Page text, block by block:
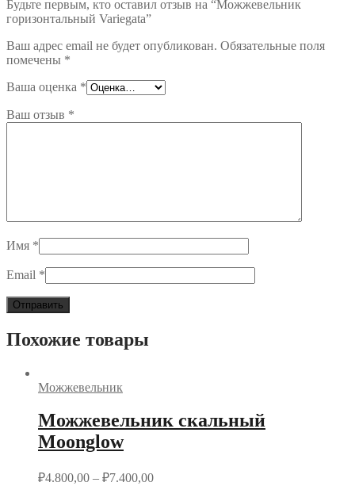
Будьте первым, кто оставил отзыв на “Можжевельник
горизонтальный Variegata”
Ваш адрес email не будет опубликован. Обязательные поля
помечены *
Ваша оценка *
Ваш отзыв *
Имя *
Email *
Похожие товары
Можжевельник
Можжевельник скальный
Moonglow
₽4.800,00 – ₽7.400,00